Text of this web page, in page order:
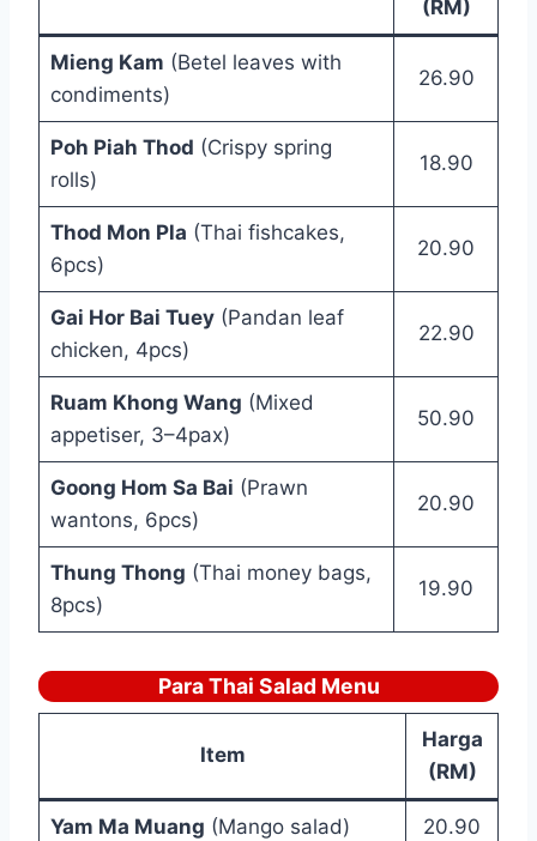
(RM)
Mieng Kam (Betel leaves with
condiments)
26.90
Poh Piah Thod (Crispy spring
rolls)
18.90
Thod Mon Pla (Thai fishcakes,
6pcs)
20.90
Gai Hor Bai Tuey(Pandan leaf
chicken, 4pcs)
22.90
Ruam Khong Wang (Mixed
appetiser, 3–4pax)
50.90
Goong Hom Sa Bai (Prawn
wantons, 6pcs)
20.90
Thung Thong (Thai money bags,
8pcs)
19.90
Para Thai Salad Menu
Item
Harga
(RM)
Yam Ma Muang (Mango salad) 20.90